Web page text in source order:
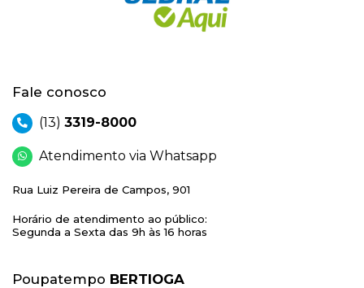
Fale conosco
(13) 3319-8000
Atendimento via Whatsapp
Rua Luiz Pereira de Campos, 901
Horário de atendimento ao público:
Segunda a Sexta das 9h às 16 horas
Poupatempo BERTIOGA